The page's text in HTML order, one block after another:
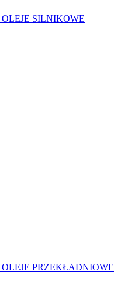
OLEJE SILNIKOWE
OLEJE PRZEKŁADNIOWE